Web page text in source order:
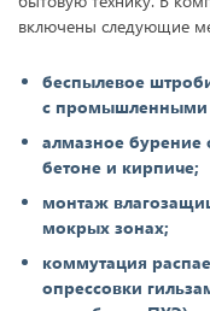
включены следующие
беспылевое
с промышленными
алмазное бурение
бетоне и кирпиче;
монтаж
мокрых зонах;
коммутация
опрессовки